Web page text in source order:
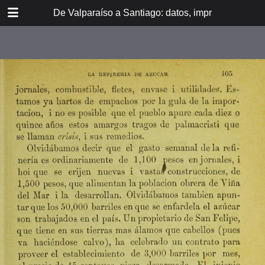
De Valparaíso a Santiago: datos, impresiones,
DOWNLOAD
Itinerario del ferrocarril de
Valparaíso a Santiago
espresamente grabado en Paris en
madera para esta obra
Dedicatoria
A los viajeros
En la Estación de Valparaíso
El banquete de inauguración i el
motín de Oyarce
Viña del Mar
Bosquejo histórico
El Salto